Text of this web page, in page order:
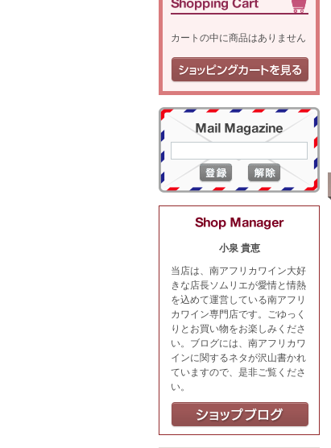
カートの中に商品はありません
小泉 貴恵
当店は、南アフリカワイン大好
きな店長ソムリエが愛情と情熱
を込めて運営している南アフリ
カワイン専門店です。ごゆっく
りとお買い物をお楽しみくださ
い。ブログには、南アフリカワ
インに関するネタが沢山書かれ
ていますので、是非ご覧くださ
い。